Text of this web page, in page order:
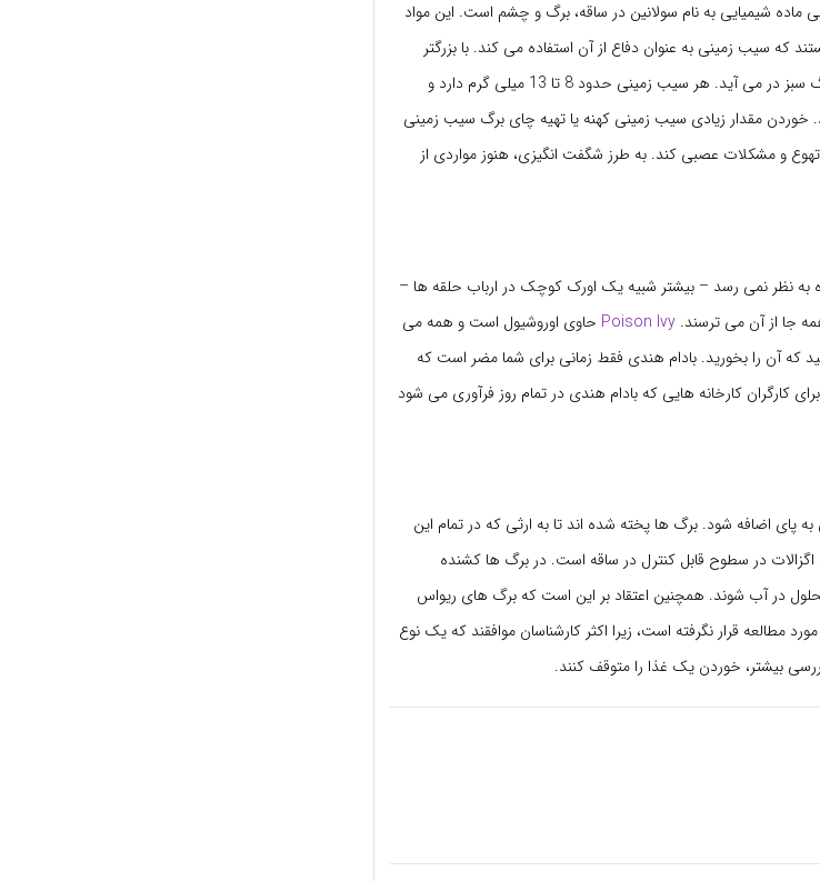
شیمیایی به نام سولانین در ساقه، برگ و چشم است. این مواد
سیب زمینی به عنوان دفاع از آن استفاده می کند. با بزرگتر
شدن اسپادها، سولانین جمع می شود که به رنگ سبز در می آید. هر سیب زمینی حدود 8 تا 13 میلی گرم دارد و
کند. خوردن مقدار زیادی سیب زمینی کهنه یا تهیه چای برگ سیب زمینی
تهوع و مشکلات عصبی کند. به طرز شگفت انگیزی، هنوز مواردی از
نظر نمی رسد – بیشتر شبیه یک اورک کوچک در ارباب حلقه ها –
جا از آن می ترسند. Poison Ivy حاوی اوروشیول است و همه می
که آن را بخورید. بادام هندی فقط زمانی برای شما مضر است که
کارگران کارخانه هایی که بادام هندی در تمام روز فرآوری می شود
پای اضافه شود. برگ ها پخته شده اند تا به ارثی که در تمام این
در سطوح قابل کنترل در ساقه است. در برگ ها کشنده
در آب شوند. همچنین اعتقاد بر این است که برگ های ریواس
قرار نگرفته است، زیرا اکثر کارشناسان موافقند که یک نوع
بیشتر، خوردن یک غذا را متوقف کنند.